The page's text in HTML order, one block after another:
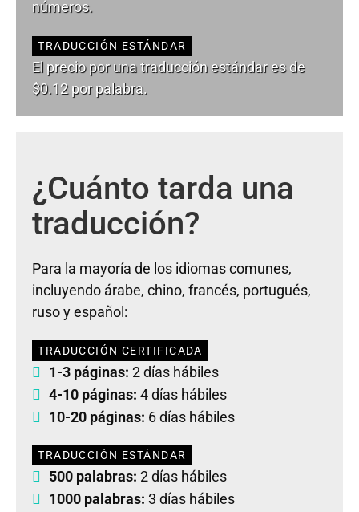
números.
TRADUCCIÓN ESTÁNDAR
El precio por una traducción estándar es de
$0.12 por palabra.
¿Cuánto tarda una
traducción?
Para la mayoría de los idiomas comunes,
incluyendo árabe, chino, francés, portugués,
ruso y español:
TRADUCCIÓN CERTIFICADA
1-3 páginas: 2 días hábiles
4-10 páginas: 4 días hábiles
10-20 páginas: 6 días hábiles
TRADUCCIÓN ESTÁNDAR
500 palabras: 2 días hábiles
1000 palabras: 3 días hábiles